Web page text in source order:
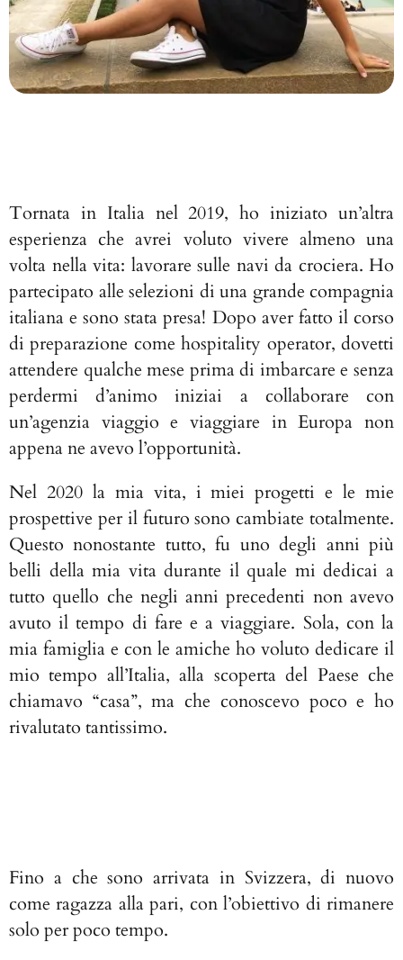
Tornata in Italia nel 2019, ho iniziato un’altra
esperienza che avrei voluto vivere almeno una
volta nella vita: lavorare sulle navi da crociera. Ho
partecipato alle selezioni di una grande compagnia
italiana e sono stata presa! Dopo aver fatto il corso
di preparazione come hospitality operator, dovetti
attendere qualche mese prima di imbarcare e senza
perdermi d’animo iniziai a collaborare con
un’agenzia viaggio e viaggiare in Europa non
appena ne avevo l’opportunità.
Nel 2020 la mia vita, i miei progetti e le mie
prospettive per il futuro sono cambiate totalmente.
Questo nonostante tutto, fu uno degli anni più
belli della mia vita durante il quale mi dedicai a
tutto quello che negli anni precedenti non avevo
avuto il tempo di fare e a viaggiare. Sola, con la
mia famiglia e con le amiche ho voluto dedicare il
mio tempo all’Italia, alla scoperta del Paese che
chiamavo “casa”, ma che conoscevo poco e ho
rivalutato tantissimo.
Fino a che sono arrivata in Svizzera, di nuovo
come ragazza alla pari, con l’obiettivo di rimanere
solo per poco tempo.